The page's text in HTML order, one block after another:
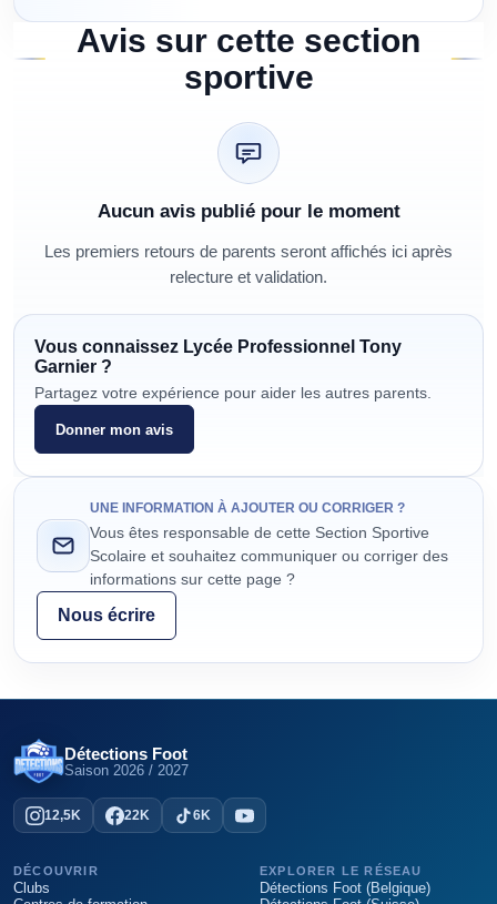
Avis sur cette section
sportive
Aucun avis publié pour le moment
Les premiers retours de parents seront affichés ici après
relecture et validation.
Vous connaissez Lycée Professionnel Tony
Garnier ?
Partagez votre expérience pour aider les autres parents.
Donner mon avis
UNE INFORMATION À AJOUTER OU CORRIGER ?
Vous êtes responsable de cette Section Sportive
Scolaire et souhaitez communiquer ou corriger des
informations sur cette page ?
Nous écrire
Détections Foot
Saison 2026 / 2027
12,5K 22K 6K
DÉCOUVRIR
Clubs
EXPLORER LE RÉSEAU
Détections Foot (Belgique)